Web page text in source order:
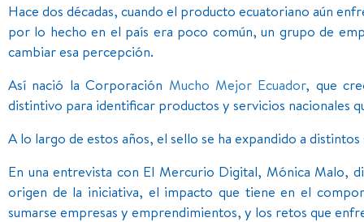
Hace dos décadas, cuando el producto ecuatoriano aún
por lo hecho en el país era poco común, un grupo de
cambiar esa percepción.
Así nació la Corporación Mucho Mejor Ecuador, que
distintivo para identificar productos y servicios nacionales
A lo largo de estos años, el sello se ha expandido a
En una entrevista con El Mercurio Digital, Mónica Malo,
origen de la iniciativa, el impacto que tiene en el
sumarse empresas y emprendimientos, y los retos que